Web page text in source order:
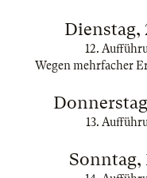
Dienstag,
12.
Wegen mehrfacher
13.
Sonntag,